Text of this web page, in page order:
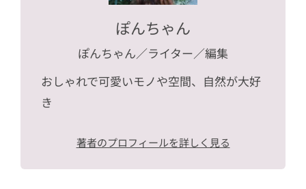
ぽんちゃん
ぽんちゃん／ライター／編集
おしゃれで可愛いモノや空間、自然が大好
き
著者のプロフィールを詳しく見る